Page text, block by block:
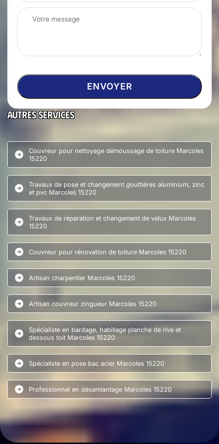
Autres services
Couvreur pour nettoyage démoussage de toiture Marcoles
15220
Travaux de pose et changement gouttières aluminium, zinc
et pvc Marcoles 15220
Travaux de réparation et changement de velux Marcoles
15220
Couvreur pour rénovation de toiture Marcoles 15220
Artisan charpentier Marcoles 15220
Artisan couvreur zingueur Marcoles 15220
Spécialiste en bardage, habillage planche de rive et
dessous toit Marcoles 15220
Spécialiste en pose bac acier Marcoles 15220
Professionnel en désamiantage Marcoles 15220